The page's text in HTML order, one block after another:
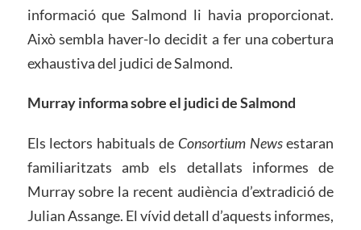
informació que Salmond li havia proporcionat.
Això sembla haver-lo decidit a fer una cobertura
exhaustiva del judici de Salmond.
Murray informa sobre el judici de Salmond
Els lectors habituals de Consortium Newsestaran
familiaritzats amb els detallats informes de
Murray sobre la recent audiència d’extradició de
Julian Assange. El vívid detall d’aquests informes,